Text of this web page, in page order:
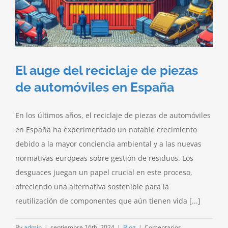
El auge del reciclaje de piezas
de automóviles en España
En los últimos años, el reciclaje de piezas de automóviles
en España ha experimentado un notable crecimiento
debido a la mayor conciencia ambiental y a las nuevas
normativas europeas sobre gestión de residuos. Los
desguaces juegan un papel crucial en este proceso,
ofreciendo una alternativa sostenible para la
reutilización de componentes que aún tienen vida [...]